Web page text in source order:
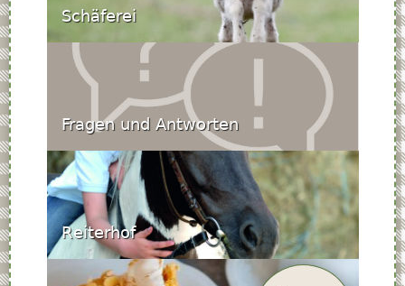
Schäferei
Fragen und Antworten
Reiterhof